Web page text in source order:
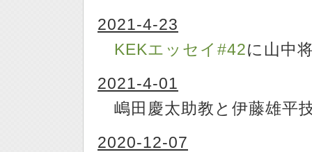
2021-4-23
KEKエッセイ#42に山中
2021-4-01
嶋田慶太助教と伊藤雄平
2020-12-07